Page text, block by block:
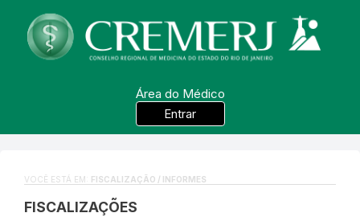
Área do Médico
Entrar
VOCÊ ESTÁ EM: FISCALIZAÇÃO / INFORMES
FISCALIZAÇÕES